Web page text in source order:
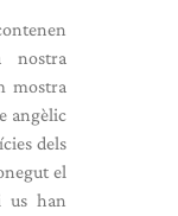
nostra
mostra
angèlic
dels
el
us han